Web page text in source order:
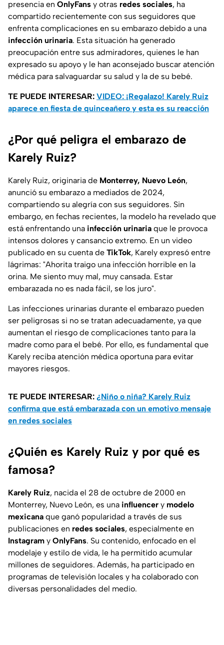
presencia en OnlyFans y otras redes sociales, ha
compartido recientemente con sus seguidores que
enfrenta complicaciones en su embarazo debido a una
infección urinaria. Esta situación ha generado
preocupación entre sus admiradores, quienes le han
expresado su apoyo y le han aconsejado buscar atención
médica para salvaguardar su salud y la de su bebé.
TE PUEDE INTERESAR: VIDEO: ¡Regalazo! Karely Ruiz
aparece en fiesta de quinceañero y esta es su reacción
¿Por qué peligra el embarazo de
Karely Ruiz?
Karely Ruiz, originaria de Monterrey, Nuevo León,
anunció su embarazo a mediados de 2024,
compartiendo su alegría con sus seguidores. Sin
embargo, en fechas recientes, la modelo ha revelado que
está enfrentando una infección urinaria que le provoca
intensos dolores y cansancio extremo. En un video
publicado en su cuenta de TikTok, Karely expresó entre
lágrimas: "Ahorita traigo una infección horrible en la
orina. Me siento muy mal, muy cansada. Estar
embarazada no es nada fácil, se los juro".
Las infecciones urinarias durante el embarazo pueden
ser peligrosas si no se tratan adecuadamente, ya que
aumentan el riesgo de complicaciones tanto para la
madre como para el bebé. Por ello, es fundamental que
Karely reciba atención médica oportuna para evitar
mayores riesgos.
TE PUEDE INTERESAR: ¿Niño o niña? Karely Ruiz
confirma que está embarazada con un emotivo mensaje
en redes sociales
¿Quién es Karely Ruiz y por qué es
famosa?
Karely Ruiz, nacida el 28 de octubre de 2000 en
Monterrey, Nuevo León, es una influencer y modelo
mexicana que ganó popularidad a través de sus
publicaciones en redes sociales, especialmente en
Instagram y OnlyFans. Su contenido, enfocado en el
modelaje y estilo de vida, le ha permitido acumular
millones de seguidores. Además, ha participado en
programas de televisión locales y ha colaborado con
diversas personalidades del medio.